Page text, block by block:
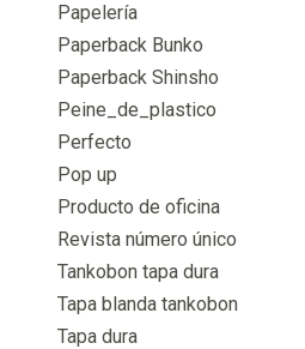
Papelería
Paperback Bunko
Paperback Shinsho
Peine_de_plastico
Perfecto
Pop up
Producto de oficina
Revista número único
Tankobon tapa dura
Tapa blanda tankobon
Tapa dura